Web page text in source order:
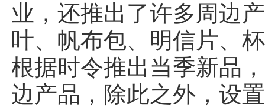
业，还推出了许多周边
叶、帆布包、明信片、
根据时令推出当季新品
边产品，除此之外，设